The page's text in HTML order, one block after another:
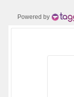
Powered by